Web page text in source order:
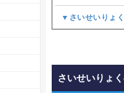
▼さいせいりょ
さいせいりょ